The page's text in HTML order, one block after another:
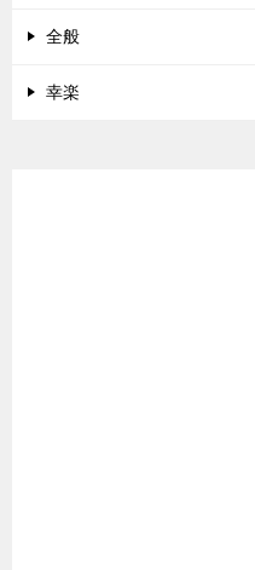
全般
幸楽